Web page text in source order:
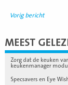
Vorig bericht
MEEST
Zorg dat de keuken
keukenmanager
Specsavers en Eye